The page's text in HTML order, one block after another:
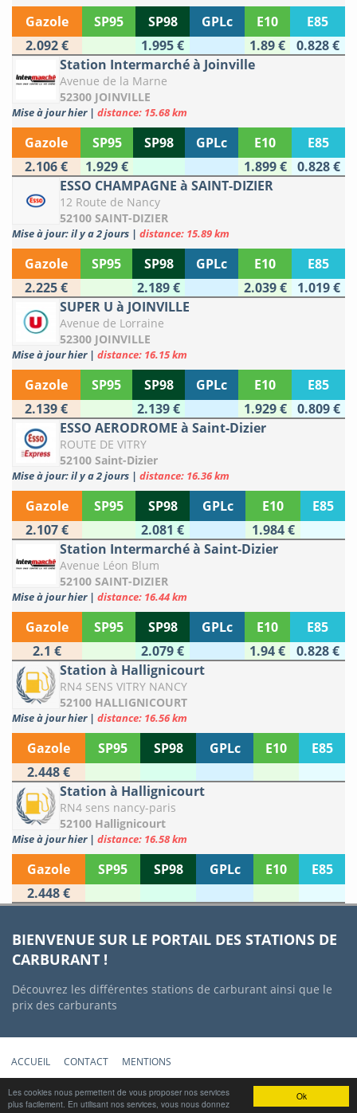
Ok
Les cookies nous permettent de vous proposer nos services
plus facilement. En utilisant nos services, vous nous donnez
Gazole SP95 SP98 GPLc E10
E85
2.092 €
1.995 € 1.89 €
0.828 €
Station Intermarché à Joinville
Avenue de la Marne
52300 JOINVILLE
Mise à jour hier | distance: 15.68 km
Gazole SP95 SP98 GPLc E10
E85
2.106 €
1.929 € 1.899 €
0.828 €
ESSO CHAMPAGNE à SAINT-DIZIER
12 Route de Nancy
52100 SAINT-DIZIER
Mise à jour: il y a 2 jours | distance: 15.89 km
Gazole SP95 SP98 GPLc E10
E85
2.225 €
2.189 € 2.039 €
1.019 €
SUPER U à JOINVILLE
Avenue de Lorraine
52300 JOINVILLE
Mise à jour hier | distance: 16.15 km
Gazole SP95 SP98 GPLc E10
E85
2.139 €
2.139 € 1.929 €
0.809 €
ESSO AERODROME à Saint-Dizier
ROUTE DE VITRY
52100 Saint-Dizier
Mise à jour: il y a 2 jours | distance: 16.36 km
Gazole SP95 SP98 GPLc E10
E85
2.107 €
2.081 €
1.984 €
Station Intermarché à Saint-Dizier
Avenue Léon Blum
52100 SAINT-DIZIER
Mise à jour hier | distance: 16.44 km
Gazole SP95 SP98 GPLc E10
E85
2.1 €
2.079 € 1.94 €
0.828 €
Station à Hallignicourt
RN4 SENS VITRY NANCY
52100 HALLIGNICOURT
Mise à jour hier | distance: 16.56 km
Gazole SP95 SP98 GPLc E10
E85
2.448 €
Station à Hallignicourt
RN4 sens nancy-paris
52100 Hallignicourt
Mise à jour hier | distance: 16.58 km
Gazole SP95 SP98 GPLc E10
E85
2.448 €
BIENVENUE SUR LE PORTAIL DES STATIONS DE
CARBURANT !
Découvrez les différentes stations de carburant ainsi que le
prix des carburants
ACCUEIL CONTACT
MENTIONS
Copyright © 2012-2022 Stations-Carburant.com / v5.0.0 (29/06/2022)
Prix des carburants mis à jour quotidiennement à partir des données